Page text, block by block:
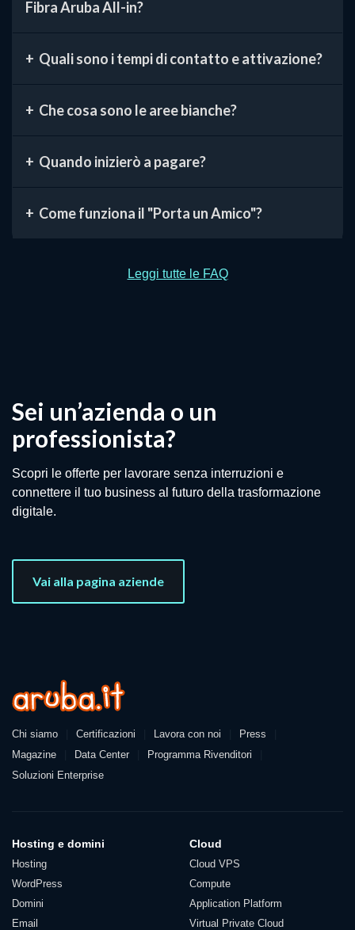
Fibra Aruba All-in?
Quali sono i tempi di contatto e attivazione?
Che cosa sono le aree bianche?
Quando inizierò a pagare?
Come funziona il "Porta un Amico"?
Leggi tutte le FAQ
Sei un’azienda o un
professionista?
Scopri le offerte per lavorare senza interruzioni e
connettere il tuo business al futuro della trasformazione
digitale.
Vai alla pagina aziende
Azienda
Chi siamo Certificazioni Lavora con noi
Press
Magazine
Data Center
Programma Rivenditori
Soluzioni Enterprise
Prodotti e servizi
Hosting e domini
Hosting
WordPress
Domini
Email
Cloud
Cloud VPS
Compute
Application Platform
Virtual Private Cloud